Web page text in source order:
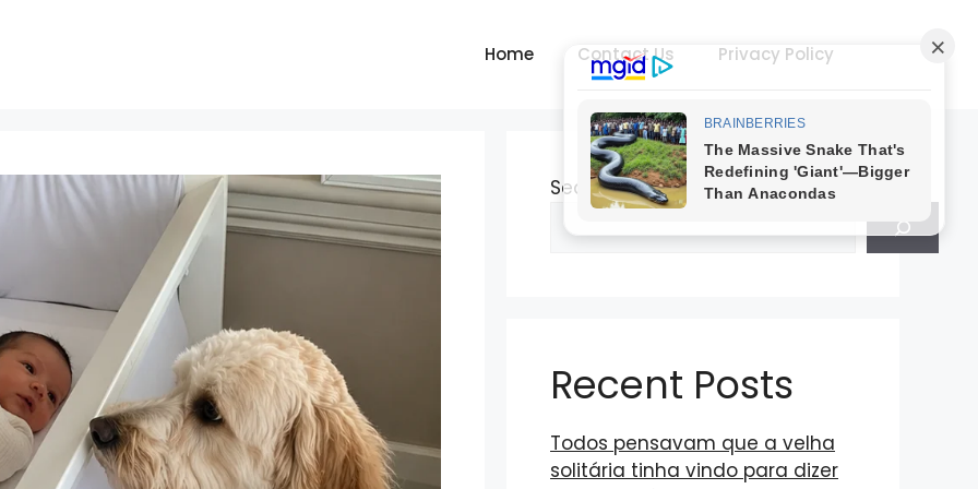
Home Contact Us Privacy Policy
Search
Recent Posts
Todos pensavam que a velha
solitária tinha vindo para dizer